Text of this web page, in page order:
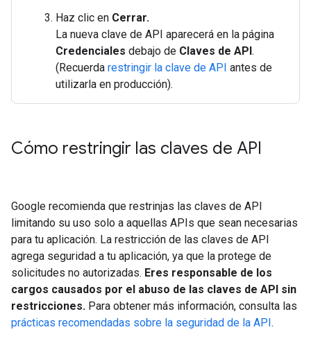
Haz clic en Cerrar.
La nueva clave de API aparecerá en la página
Credenciales debajo de Claves de API.
(Recuerda restringir la clave de API antes de
utilizarla en producción).
Cómo restringir las claves de API
Google recomienda que restrinjas las claves de API
limitando su uso solo a aquellas APIs que sean necesarias
para tu aplicación. La restricción de las claves de API
agrega seguridad a tu aplicación, ya que la protege de
solicitudes no autorizadas. Eres responsable de los
cargos causados por el abuso de las claves de API sin
restricciones. Para obtener más información, consulta las
prácticas recomendadas sobre la seguridad de la API.